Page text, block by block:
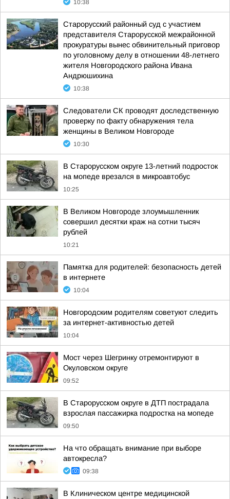
10:38
Старорусский районный суд с участием
представителя Старорусской межрайонной
прокуратуры вынес обвинительный приговор
по уголовному делу в отношении 48-летнего
жителя Новгородского района Ивана
Андрюшихина
10:38
Следователи СК проводят доследственную
проверку по факту обнаружения тела
женщины в Великом Новгороде
10:30
В Старорусском округе 13-летний подросток
на мопеде врезался в микроавтобус
10:25
В Великом Новгороде злоумышленник
совершил десятки краж на сотни тысяч
рублей
10:21
Памятка для родителей: безопасность детей
в интернете
10:04
Новгородским родителям советуют следить
за интернет-активностью детей
10:04
Мост через Шегринку отремонтируют в
Окуловском округе
09:52
В Старорусском округе в ДТП пострадала
взрослая пассажирка подростка на мопеде
09:50
На что обращать внимание при выборе
автокресла?
09:38
В Клиническом центре медицинской